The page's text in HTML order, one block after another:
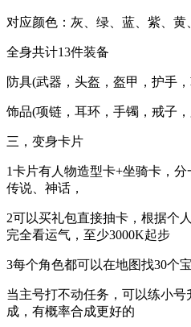
对应颜色：灰、绿、蓝、紫、黄
全身共计13件装备
防具(武器，头盔，盔甲，护手
饰品(项链，耳环，手镯，戒子
三，变身卡片
1卡片有人物造型卡+坐骑卡，分
传说、神话，
2可以买礼包直接抽卡，根据个
完全看运气，至少3000K起步
3每个角色都可以在地图找30个
当主号打不动任务，可以练小
成，有概率合成更好的